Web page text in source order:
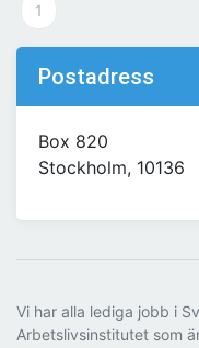
1
Postadress
Box 820
Stockholm, 10136
Vi har alla lediga jobb i
Arbetslivsinstitutet som